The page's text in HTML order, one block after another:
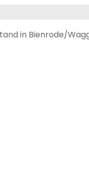
in Bienrode/